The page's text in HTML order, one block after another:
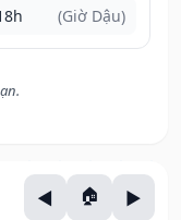
(Giờ Dậu)